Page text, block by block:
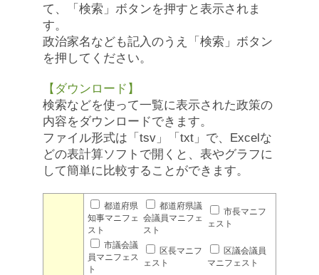
て、「検索」ボタンを押すと表示されま
す。
政治家名なども記入のうえ「検索」ボタン
を押してください。
【ダウンロード】
検索などを使って一覧に表示された政策の
内容をダウンロードできます。
ファイル形式は「tsv」「txt」で、Excelな
どの表計算ソフトで開くと、表やグラフに
して簡単に比較することができます。
都道府県
知事マニフェ
スト
都道府県議
会議員マニフェ
スト
市長マニフ
ェスト
市議会議
員マニフェス
ト
区長マニフ
ェスト
区議会議員
マニフェスト